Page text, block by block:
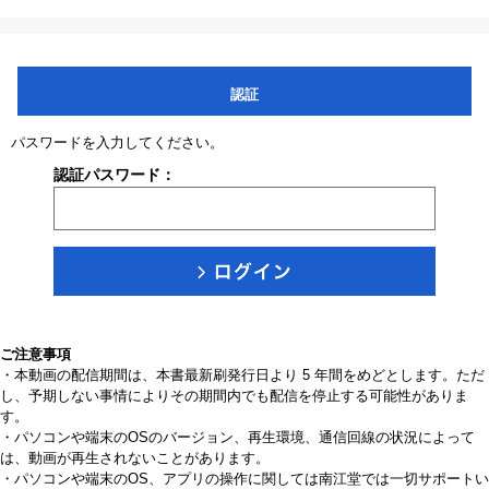
認証
パスワードを入力してください。
認証パスワード：
ご注意事項
・本動画の配信期間は、本書最新刷発行日より 5 年間をめどとします。ただ
し、予期しない事情によりその期間内でも配信を停止する可能性がありま
す。
・パソコンや端末のOSのバージョン、再生環境、通信回線の状況によって
は、動画が再生されないことがあります。
・パソコンや端末のOS、アプリの操作に関しては南江堂では一切サポートい